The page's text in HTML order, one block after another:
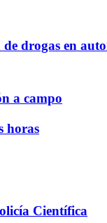
drogas en
horas
Científica
a campo